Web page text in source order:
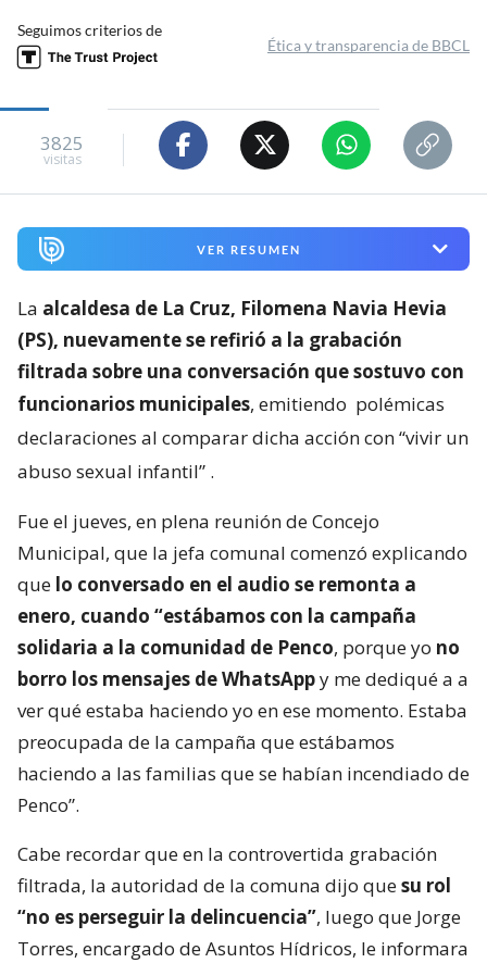
Seguimos criterios de
Ética y transparencia de BBCL
3825
visitas
VER RESUMEN
La alcaldesa de La Cruz, Filomena Navia Hevia
(PS), nuevamente se refirió a la grabación
filtrada sobre una conversación que sostuvo con
funcionarios municipales, emitiendo polémicas
declaraciones al comparar dicha acción con “vivir un
abuso sexual infantil” .
Fue el jueves, en plena reunión de Concejo
Municipal, que la jefa comunal comenzó explicando
que lo conversado en el audio se remonta a
enero, cuando “estábamos con la campaña
solidaria a la comunidad de Penco, porque yo no
borro los mensajes de WhatsAppy me dediqué a a
ver qué estaba haciendo yo en ese momento. Estaba
preocupada de la campaña que estábamos
haciendo a las familias que se habían incendiado de
Penco”.
Cabe recordar que en la controvertida grabación
filtrada, la autoridad de la comuna dijo quesu rol
“no es perseguir la delincuencia”, luego que Jorge
Torres, encargado de Asuntos Hídricos, le informara